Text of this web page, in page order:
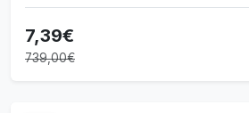
7,39€
739,00€